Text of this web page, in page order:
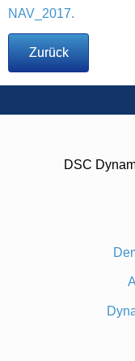
NAV_2017.
Zurück
DSC